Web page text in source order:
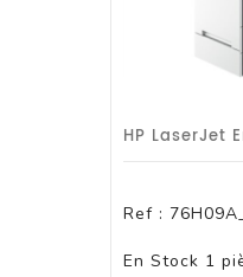
Ref :
En Stock 1